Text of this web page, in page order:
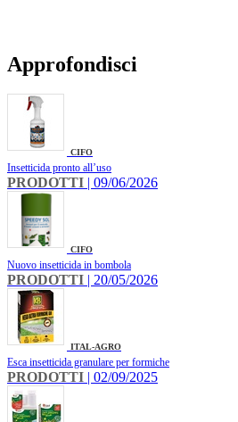
Approfondisci
CIFO
Insetticida pronto all’uso
PRODOTTI | 09/06/2026
CIFO
Nuovo insetticida in bombola
PRODOTTI | 20/05/2026
ITAL-AGRO
Esca insetticida granulare per formiche
PRODOTTI | 02/09/2025